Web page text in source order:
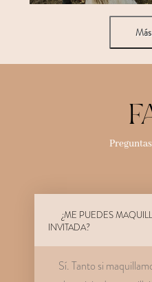
¿ME PUEDES
INVITADA?
Sí. Tanto si